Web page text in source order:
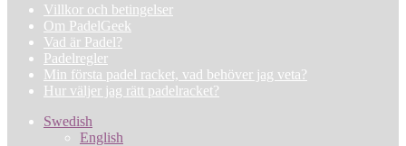
Villkor och betingelser
Om PadelGeek
Vad är Padel?
Padelregler
Min första padel racket, vad behöver jag veta?
Hur väljer jag rätt padelracket?
Swedish
English